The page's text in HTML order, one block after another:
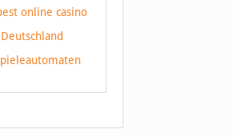
online casino